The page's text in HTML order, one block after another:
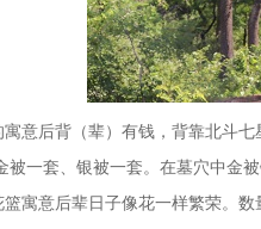
意后背（辈）有钱，背靠北斗
被一套、银被一套。在墓穴中金
寓意后辈日子像花一样繁荣。